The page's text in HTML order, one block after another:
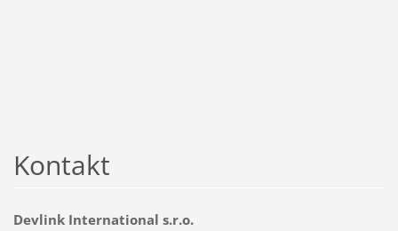
Kontakt
Devlink International s.r.o.